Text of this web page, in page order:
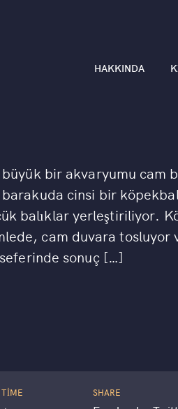
HAKKINDA
büyük bir akvaryumu cam
cinsi bir
balıklar yerleştiriliyor.
cam duvara tosluyor
sonuç […]
TIME SHARE